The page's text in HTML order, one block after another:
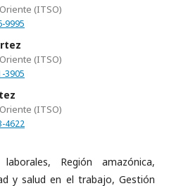
(ITSO)
9995
(ITSO)
3905
(ITSO)
4622
laborales, Región amazónica,
y salud en el trabajo, Gestión